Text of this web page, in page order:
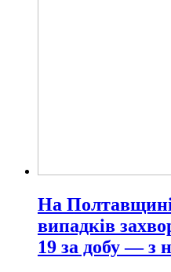
На
випадків
19 за добу — з